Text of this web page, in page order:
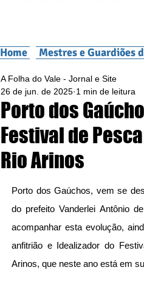
Home Mestres e Guardiões
Porto dos
Festival de
Rio Arinos
A Folha do Vale - Jornal e Site
26 de jun. de 2025 1 min de leitura
Porto dos Gaúchos, vem se
do prefeito Vanderlei Antônio
acompanhar esta evolução,
anfitrião e Idealizador do
Arinos, que neste ano está em